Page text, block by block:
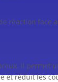
réaction face
Il
et réduit les